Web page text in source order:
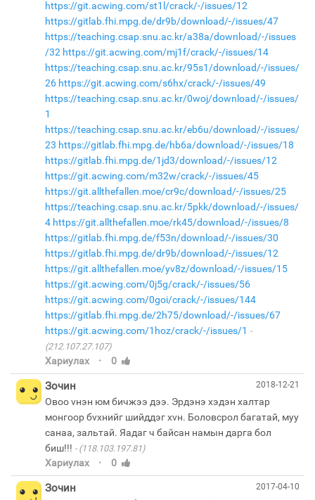
https://git.acwing.com/st1l/crack/-/issues/12
https://gitlab.fhi.mpg.de/dr9b/download/-/issues/47
https://teaching.csap.snu.ac.kr/a38a/download/-/issues
/32 https://git.acwing.com/mj1f/crack/-/issues/14
https://teaching.csap.snu.ac.kr/95s1/download/-/issues/
26 https://git.acwing.com/s6hx/crack/-/issues/49
https://teaching.csap.snu.ac.kr/0woj/download/-/issues/
1
https://teaching.csap.snu.ac.kr/eb6u/download/-/issues/
23 https://gitlab.fhi.mpg.de/hb6a/download/-/issues/18
https://gitlab.fhi.mpg.de/1jd3/download/-/issues/12
https://git.acwing.com/m32w/crack/-/issues/45
https://git.allthefallen.moe/cr9c/download/-/issues/25
https://teaching.csap.snu.ac.kr/5pkk/download/-/issues/
4 https://git.allthefallen.moe/rk45/download/-/issues/8
https://gitlab.fhi.mpg.de/f53n/download/-/issues/30
https://gitlab.fhi.mpg.de/dr9b/download/-/issues/12
https://git.allthefallen.moe/yv8z/download/-/issues/15
https://git.acwing.com/0j5g/crack/-/issues/56
https://git.acwing.com/0goi/crack/-/issues/144
https://gitlab.fhi.mpg.de/2h75/download/-/issues/67
https://git.acwing.com/1hoz/crack/-/issues/1
(212.107.27.107)
Хариулах · 0
2018-12-21
Зочин
Овоо vнэн юм бичжээ дээ. Эрдэнэ хэдэн халтар
монгоор бvхнийг шийддэг хvн. Боловсрол багатай, муу
санаа, зальтай. Яадаг ч байсан намын дарга бол
биш!!!
(118.103.197.81)
Хариулах · 0
2017-04-10
Зочин